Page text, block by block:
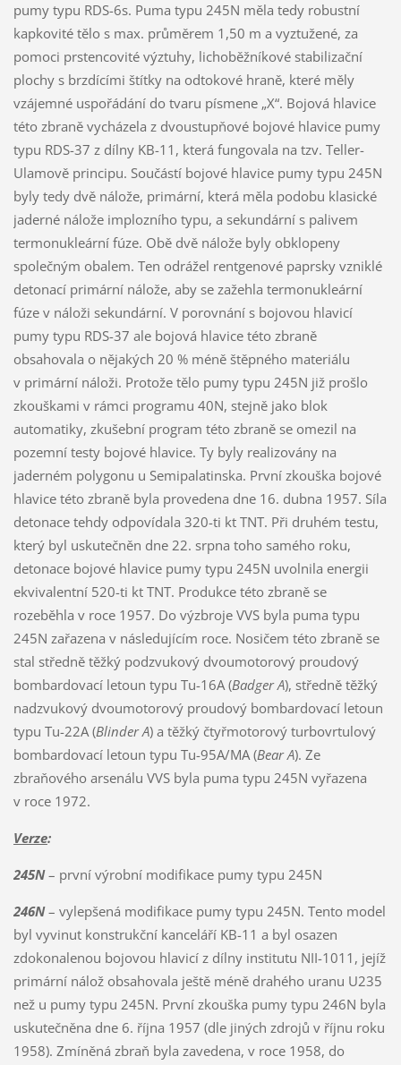
pumy typu RDS-6s. Puma typu 245N měla tedy robustní
kapkovité tělo s max. průměrem 1,50 m a vyztužené, za
pomoci prstencovité výztuhy, lichoběžníkové stabilizační
plochy s brzdícími štítky na odtokové hraně, které měly
vzájemné uspořádání do tvaru písmene „X“. Bojová hlavice
této zbraně vycházela z dvoustupňové bojové hlavice pumy
typu RDS-37 z dílny KB-11, která fungovala na tzv. Teller-
Ulamově principu. Součástí bojové hlavice pumy typu 245N
byly tedy dvě nálože, primární, která měla podobu klasické
jaderné nálože implozního typu, a sekundární s palivem
termonukleární fúze. Obě dvě nálože byly obklopeny
společným obalem. Ten odrážel rentgenové paprsky vzniklé
detonací primární nálože, aby se zažehla termonukleární
fúze v náloži sekundární. V porovnání s bojovou hlavicí
pumy typu RDS-37 ale bojová hlavice této zbraně
obsahovala o nějakých 20 % méně štěpného materiálu
v primární náloži. Protože tělo pumy typu 245N již prošlo
zkouškami v rámci programu 40N, stejně jako blok
automatiky, zkušební program této zbraně se omezil na
pozemní testy bojové hlavice. Ty byly realizovány na
jaderném polygonu u Semipalatinska. První zkouška bojové
hlavice této zbraně byla provedena dne 16. dubna 1957. Síla
detonace tehdy odpovídala 320-ti kt TNT. Při druhém testu,
který byl uskutečněn dne 22. srpna toho samého roku,
detonace bojové hlavice pumy typu 245N uvolnila energii
ekvivalentní 520-ti kt TNT. Produkce této zbraně se
rozeběhla v roce 1957. Do výzbroje VVS byla puma typu
245N zařazena v následujícím roce. Nosičem této zbraně se
stal středně těžký podzvukový dvoumotorový proudový
bombardovací letoun typu Tu-16A (Badger A), středně těžký
nadzvukový dvoumotorový proudový bombardovací letoun
typu Tu-22A (Blinder A) a těžký čtyřmotorový turbovrtulový
bombardovací letoun typu Tu-95A/MA (Bear A). Ze
zbraňového arsenálu VVS byla puma typu 245N vyřazena
v roce 1972.
Verze:
245N– první výrobní modifikace pumy typu 245N
246N– vylepšená modifikace pumy typu 245N. Tento model
byl vyvinut konstrukční kanceláří KB-11 a byl osazen
zdokonalenou bojovou hlavicí z dílny institutu NII-1011, jejíž
primární nálož obsahovala ještě méně drahého uranu U235
než u pumy typu 245N. První zkouška pumy typu 246N byla
uskutečněna dne 6. října 1957 (dle jiných zdrojů v říjnu roku
1958). Zmíněná zbraň byla zavedena, v roce 1958, do